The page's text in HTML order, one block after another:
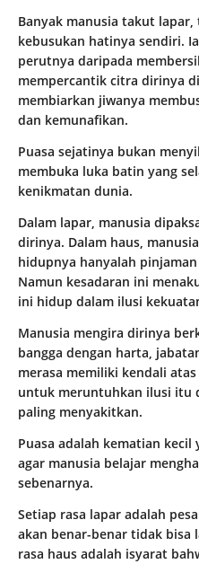
Banyak manusia takut
kebusukan hatinya sendiri.
perutnya daripada
mempercantik citra dirinya
membiarkan jiwanya
dan kemunafikan.
Puasa sejatinya bukan
membuka luka batin yang
kenikmatan dunia.
Dalam lapar, manusia
dirinya. Dalam haus,
hidupnya hanyalah
Namun kesadaran ini
ini hidup dalam ilusi
Manusia mengira dirinya
bangga dengan harta,
merasa memiliki kendali
untuk meruntuhkan ilusi itu
paling menyakitkan.
Puasa adalah kematian
agar manusia belajar
sebenarnya.
Setiap rasa lapar adalah
akan benar-benar tidak bisa
rasa haus adalah isyarat